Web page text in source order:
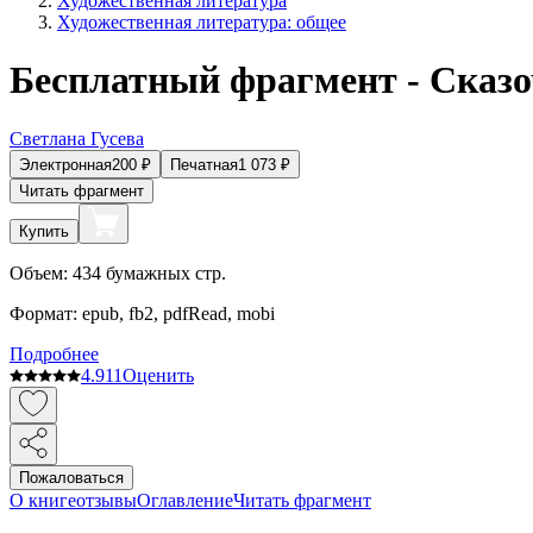
Художественная литература: общее
Бесплатный фрагмент -
Светлана Гусева
Электронная200 ₽ Печатная1 073 ₽
Читать фрагмент
Купить
Объем: 434 бумажных стр.
Формат: epub, fb2, pdfRead, mobi
Подробнее
4.911Оценить
Пожаловаться
О книгеотзывыОглавлениеЧитать фрагмент